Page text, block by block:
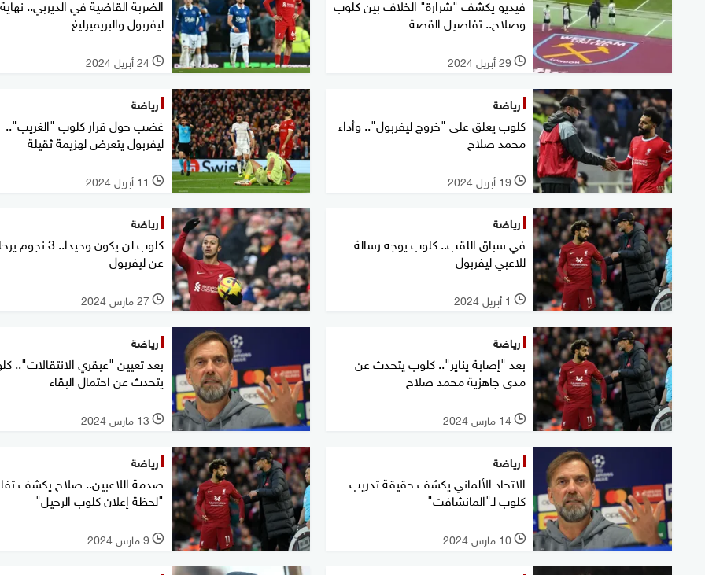
فيديو يكشف "شرارة" الخلاف بين كلوب
وصلاح.. تفاصيل القصة
l 29 أبريل 2024
الضربة القاضية في الديربي..
ليفربول والبريميرليغ
l 24 أبريل 2024
رياضة
كلوب يعلق على "خروج ليفربول".. وأداء
محمد صلاح
l 19 أبريل 2024
رياضة
غضب حول قرار كلوب "الغريب"..
ليفربول يتعرض لهزيمة ثقيلة
l 11 أبريل 2024
رياضة
في سباق اللقب.. كلوب يوجه رسالة
للاعبي ليفربول
l 1 أبريل 2024
رياضة
كلوب لن يكون وحيدا.. 3
عن ليفربول
l 27 مارس 2024
رياضة
بعد "إصابة يناير".. كلوب يتحدث عن
مدى جاهزية محمد صلاح
l 14 مارس 2024
رياضة
بعد تعيين "عبقري الانتقالات"..
يتحدث عن احتمال البقاء
l 13 مارس 2024
رياضة
الاتحاد الألماني يكشف حقيقة تدريب
كلوب لـ"المانشافت"
l 10 مارس 2024
رياضة
صدمة اللاعبين.. صلاح يكشف
"لحظة إعلان كلوب الرحيل"
l 9 مارس 2024